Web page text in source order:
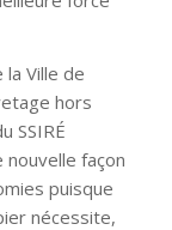
la Ville de
hors
SSIRÉ
façon
puisque
nécessite,